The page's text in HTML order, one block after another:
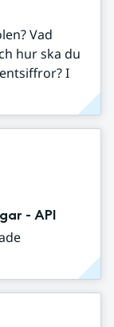
Vad
hur ska du
I
- API